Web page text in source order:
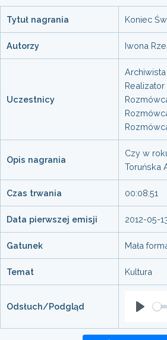
Tytuł nagrania Koniec
Autorzy Iwona
Uczestnicy
Opis nagrania
Czy w
Toruńska
Czas trwania 00:08:51
Data pierwszej emisji 2012-05-
Gatunek Mała
Temat Kultura
Odsłuch/Podgląd